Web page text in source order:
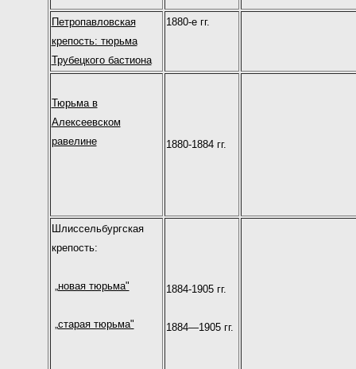
Петропавловская
крепость: тюрьма
Трубецкого бастиона
1880-е гг.
Тюрьма в
Алексеевском
равелине
1880-1884 гг.
Шлиссельбургская
крепость:
„новая тюрьма"
„старая тюрьма"
1884-1905 гг.
1884—1905 гг.